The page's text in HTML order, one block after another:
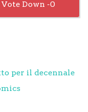
0
per il decennale